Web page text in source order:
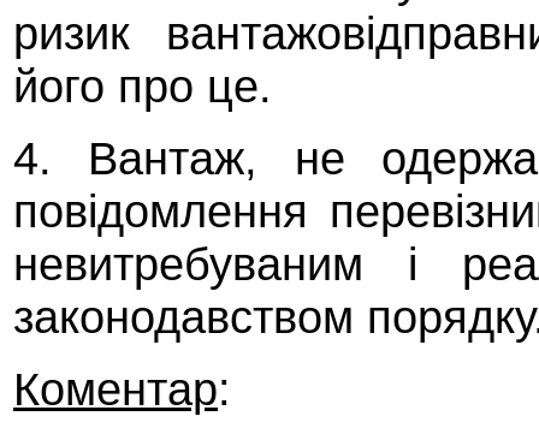
ризик
його про це.
4. Вантаж, не
повідомлення
невитребуваним і
законодавством
Коментар: